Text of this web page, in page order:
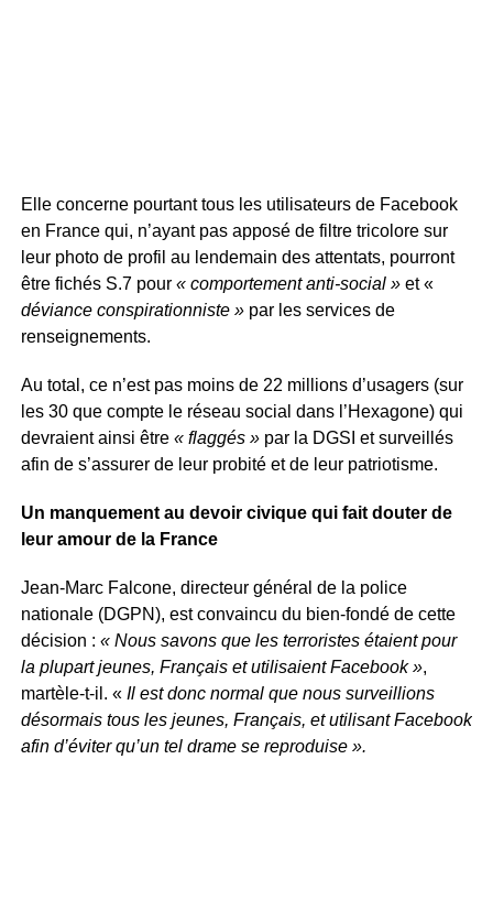
Elle concerne pourtant tous les utilisateurs de Facebook
en France qui, n’ayant pas apposé de filtre tricolore sur
leur photo de profil au lendemain des attentats, pourront
être fichés S.7 pour « comportement anti-social »et «
déviance conspirationniste »par les services de
renseignements.
Au total, ce n’est pas moins de 22 millions d’usagers (sur
les 30 que compte le réseau social dans l’Hexagone) qui
devraient ainsi être« flaggés »par la DGSI et surveillés
afin de s’assurer de leur probité et de leur patriotisme.
Un manquement au devoir civique qui fait douter de
leur amour de la France
Jean-Marc Falcone, directeur général de la police
nationale (DGPN), est convaincu du bien-fondé de cette
décision : « Nous savons que les terroristes étaient pour
la plupart jeunes, Français et utilisaient Facebook »,
martèle-t-il. «Il est donc normal que nous surveillions
désormais tous les jeunes, Français, et utilisant Facebook
afin d’éviter qu’un tel drame se reproduise ».